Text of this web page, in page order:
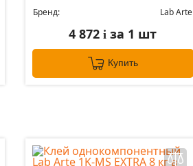
Бренд: Lab Arte
4 872i за 1 шт
Купить